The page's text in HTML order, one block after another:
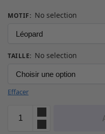
MOTIF: No selection
TAILLE: No selection
Effacer